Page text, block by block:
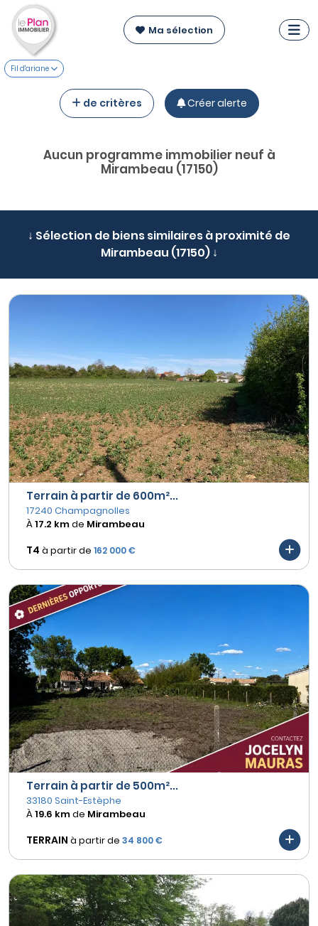
Ma sélection
Fil d'ariane
de critères Créer alerte
Aucun programme immobilier neuf à
Mirambeau (17150)
↓ Sélection de biens similaires à proximité de
Mirambeau (17150) ↓
Terrain à partir de 600m²...
17240 Champagnolles
À17.2 kmde Mirambeau
T4 à partir de 162 000 €
Terrain à partir de 500m²...
33180 Saint-Estèphe
À19.6 kmde Mirambeau
TERRAIN à partir de 34 800 €